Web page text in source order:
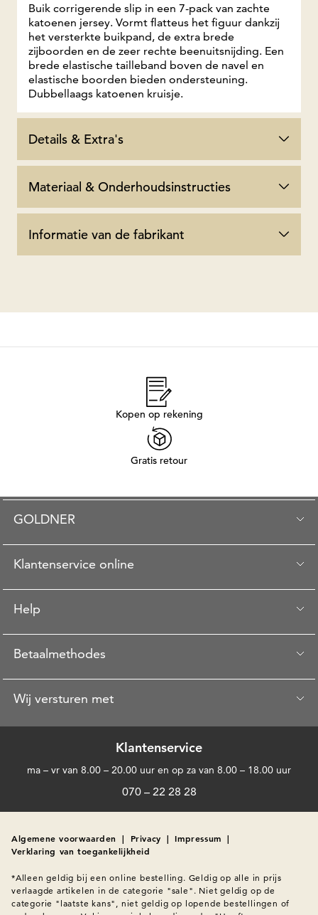
Buik corrigerende slip in een 7-pack van zachte
katoenen jersey. Vormt flatteus het figuur dankzij
het versterkte buikpand, de extra brede
zijboorden en de zeer rechte beenuitsnijding. Een
brede elastische tailleband boven de navel en
elastische boorden bieden ondersteuning.
Dubbellaags katoenen kruisje.
Details & Extra's
Materiaal & Onderhoudsinstructies
Informatie van de fabrikant
Kopen op rekening
Gratis retour
GOLDNER
Klantenservice online
Help
Betaalmethodes
Wij versturen met
Klantenservice
ma – vr van 8.00 – 20.00 uur en op za van 8.00 – 18.00 uur
070 – 22 28 28
Algemene voorwaarden | Privacy | Impressum |
Verklaring van toegankelijkheid
*Alleen geldig bij een online bestelling. Geldig op alle in prijs
verlaagde artikelen in de categorie "sale". Niet geldig op de
categorie "laatste kans", niet geldig op lopende bestellingen of